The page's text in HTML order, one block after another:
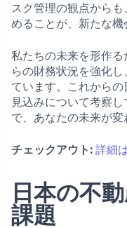
スク管理の観点から
めることが、新たな機
私たちの未来を形作
らの財務状況を強化
ています。これから
見込みについて考察
で、あなたの未来が変
チェックアウト: 詳細
日本の不
課題